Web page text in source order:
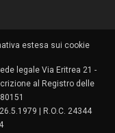
estesa sui cookie
legale Via Eritrea 21 -
al Registro delle
| R.O.C. 24344